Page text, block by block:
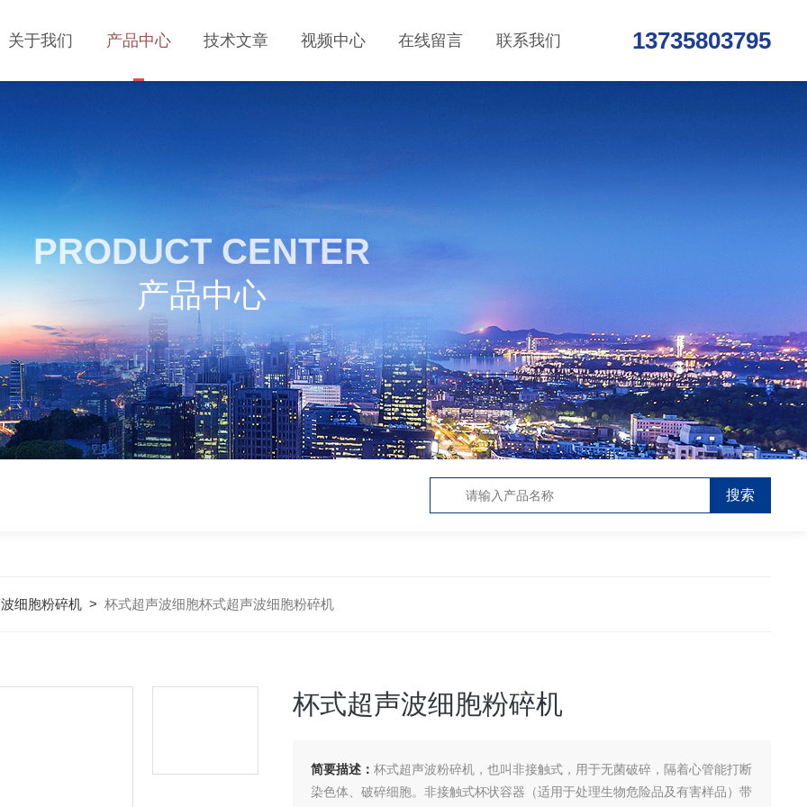
关于我们 产品中心 技术文章 视频中心 在线留言 联系我们 13735803795
PRODUCT CENTER
产品中心
细胞粉碎机 >杯式超声波细胞杯式超声波细胞粉碎机
杯式超声波细胞粉碎机
简要描述：杯式超声波粉碎机，也叫非接触式，用于无菌破碎，隔着心管能打断
染色体、破碎细胞。非接触式杯状容器（适用于处理生物危险品及有害样品）带